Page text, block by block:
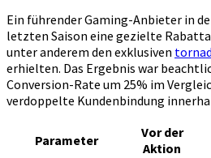
Ein führender Gaming-Anbieter in
letzten Saison eine gezielte
unter anderem den exklusiven
erhielten. Das Ergebnis war
Conversion-Rate um 25% im
verdoppelte Kundenbindung
Parameter
Vor der
Aktion